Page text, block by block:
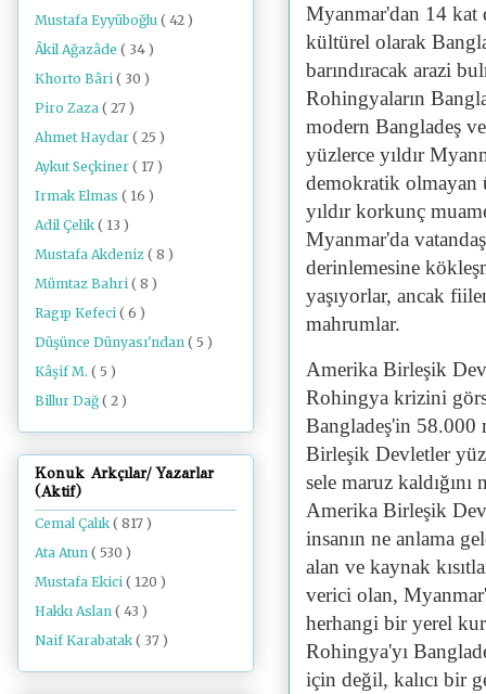
Myanmar'dan 14 kat
kültürel olarak
barındıracak arazi
Rohingyaların
modern Bangladeş
yüzlerce yıldır
demokratik olmayan
yıldır korkunç
Myanmar'da
derinlemesine
yaşıyorlar, ancak
mahrumlar.
Amerika Birleşik
Rohingya krizini
Bangladeş'in 58.000
Birleşik Devletler
sele maruz
Amerika Birleşik
insanın ne anlama
alan ve kaynak
verici olan,
herhangi bir yerel
Rohingya'yı
için değil, kalıcı bir
Mustafa Eyyüboğlu ( 42 )
Âkil Ağazâde ( 34 )
Khorto Bâri ( 30 )
Piro Zaza ( 27 )
Ahmet Haydar ( 25 )
Aykut Seçkiner ( 17 )
Irmak Elmas ( 16 )
Adil Çelik ( 13 )
Mustafa Akdeniz ( 8 )
Mümtaz Bahri ( 8 )
Ragıp Kefeci ( 6 )
Düşünce Dünyası'ndan ( 5 )
Kâşif M. ( 5 )
Billur Dağ ( 2 )
Konuk Arkçılar/ Yazarlar
(Aktif)
Cemal Çalık( 817 )
Ata Atun ( 530 )
Mustafa Ekici ( 120 )
Hakkı Aslan ( 43 )
Naif Karabatak( 37 )